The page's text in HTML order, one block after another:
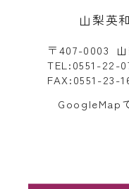
山梨英
〒407-0003 山
TEL:0551-22-
FAX:0551-23-
GoogleMap